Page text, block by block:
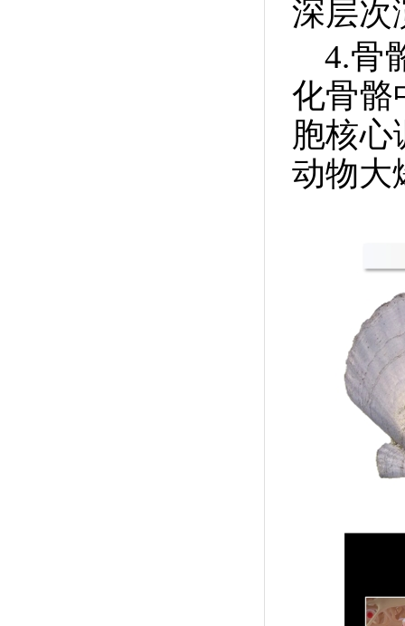
深层次
4.骨
化骨骼
胞核心
动物大